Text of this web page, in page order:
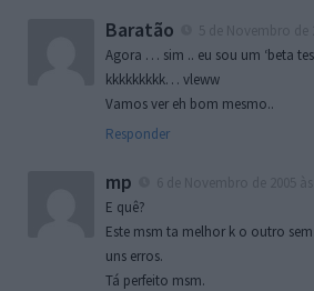
Baratão
Agora … sim .. eu sou um ‘beta
kkkkkkkkk… vleww
Vamos ver eh bom mesmo..
Responder
mp
E quê?
Este msm ta melhor k o outro
uns erros.
Tá perfeito msm.